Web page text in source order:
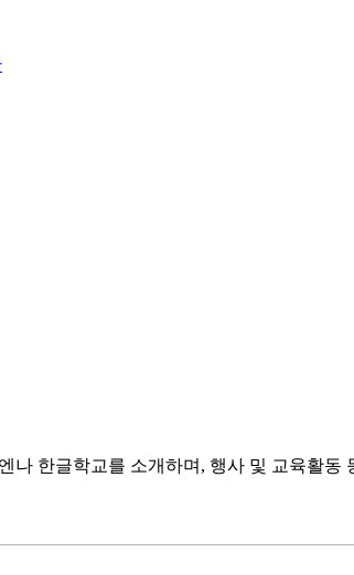
나 한글학교를 소개하며, 행사 및 교육활